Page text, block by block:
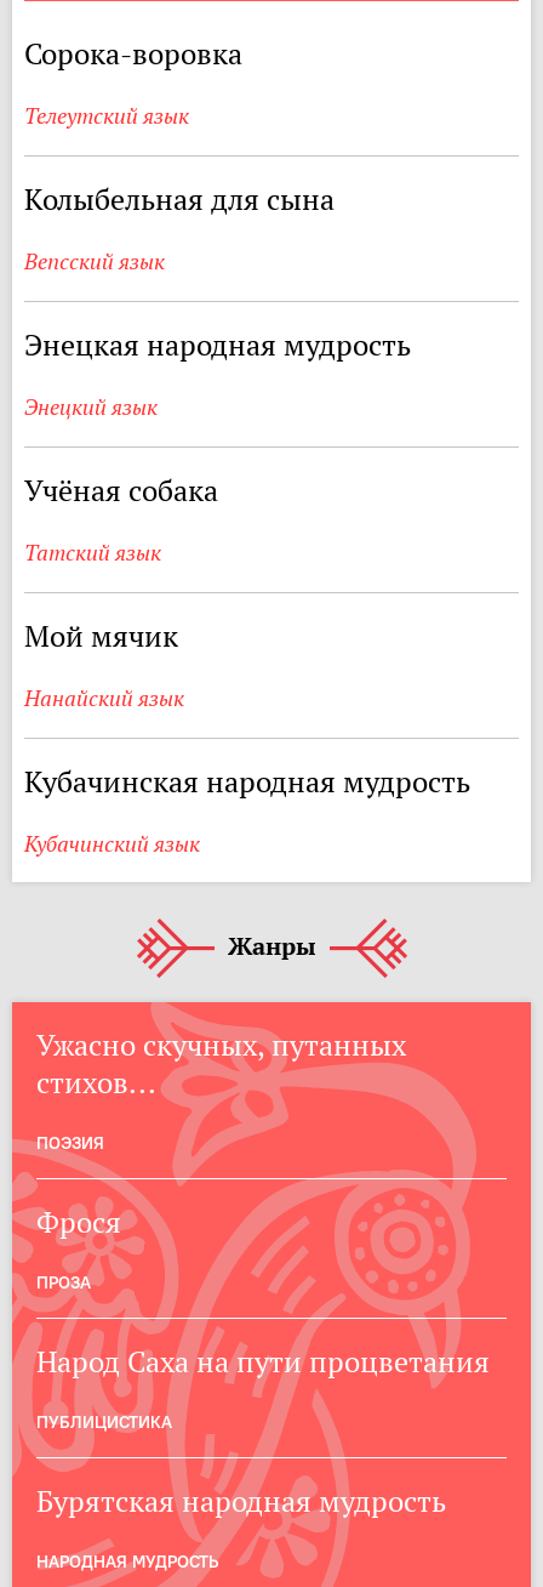
Сорока-воровка
Телеутский язык
Колыбельная для сына
Вепсский язык
Энецкая народная мудрость
Энецкий язык
Учёная собака
Татский язык
Мой мячик
Нанайский язык
Кубачинская народная мудрость
Кубачинский язык
Жанры
Ужасно скучных, путанных
стихов...
ПОЭЗИЯ
Фрося
ПРОЗА
Народ Саха на пути процветания
ПУБЛИЦИСТИКА
Бурятская народная мудрость
НАРОДНАЯ МУДРОСТЬ